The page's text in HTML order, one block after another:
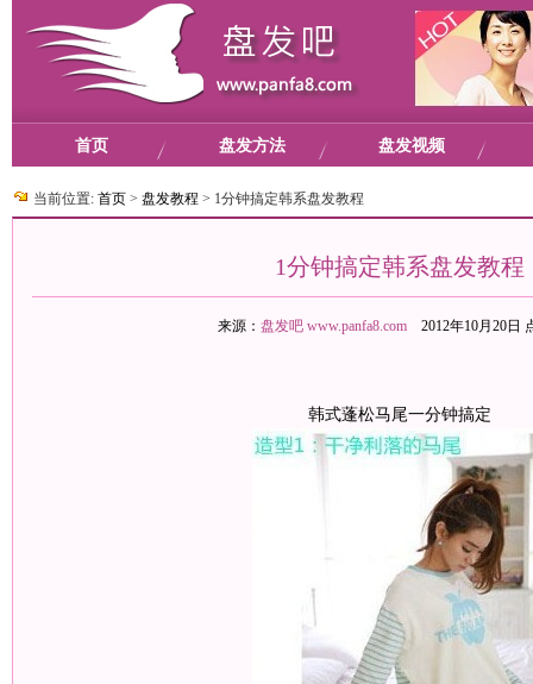
首页 盘发方法 盘发视频
当前位置: 首页 > 盘发教程 > 1分钟搞定韩系盘发教程
1分钟搞定韩系盘发教程
来源： 盘发吧 www.panfa8.com 2012年10月20日
韩式蓬松马尾一分钟搞定